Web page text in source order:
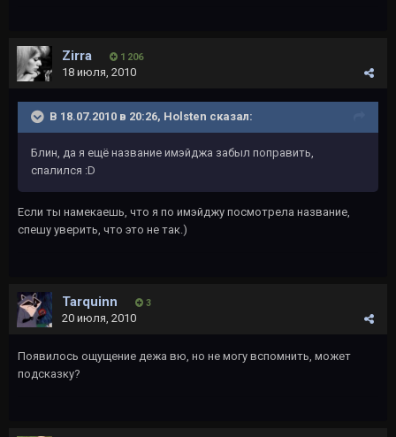
Zirra 1 206
18 июля, 2010
В 18.07.2010 в 20:26, Holsten сказал:
Блин, да я ещё название имэйджа забыл поправить,
спалился :D
Если ты намекаешь, что я по имэйджу посмотрела название,
спешу уверить, что это не так.)
Tarquinn 3
20 июля, 2010
Появилось ощущение дежа вю, но не могу вспомнить, может
подсказку?